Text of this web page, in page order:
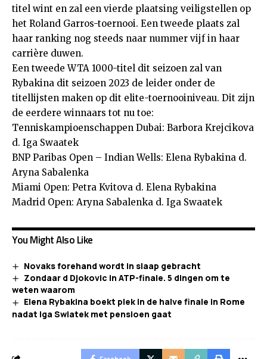
titel wint en zal een vierde plaatsing veiligstellen op
het Roland Garros-toernooi. Een tweede plaats zal
haar ranking nog steeds naar nummer vijf in haar
carrière duwen.
Een tweede WTA 1000-titel dit seizoen zal van
Rybakina dit seizoen 2023 de leider onder de
titellijsten maken op dit elite-toernooiniveau. Dit zijn
de eerdere winnaars tot nu toe:
Tenniskampioenschappen Dubai: Barbora Krejcikova
d. Iga Swaatek
BNP Paribas Open – Indian Wells: Elena Rybakina d.
Aryna Sabalenka
Miami Open: Petra Kvitova d. Elena Rybakina
Madrid Open: Aryna Sabalenka d. Iga Swaatek
You Might Also Like
Novaks forehand wordt in slaap gebracht
Zondaar d Djokovic in ATP-finale. 5 dingen om te
weten waarom
Elena Rybakina boekt plek in de halve finale in Rome
nadat Iga Swiatek met pensioen gaat